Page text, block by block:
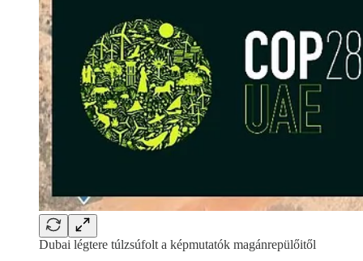
Dubai légtere túlzsúfolt a képmutatók magánrepülőitől